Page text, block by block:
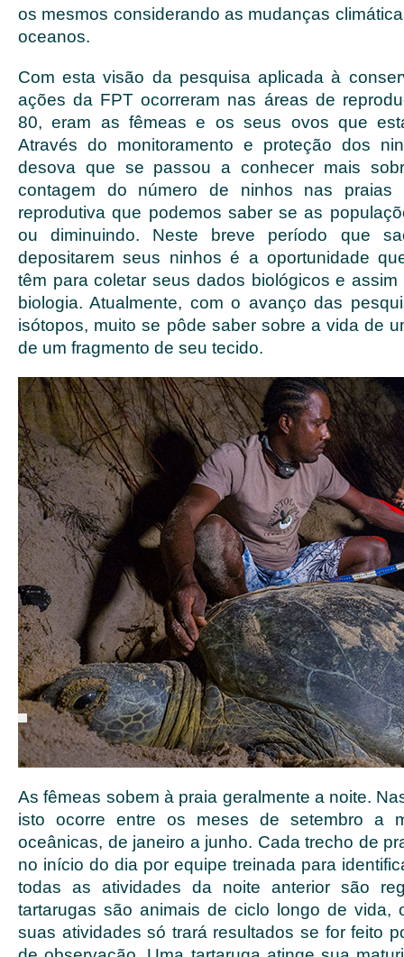
os mesmos considerando as mudanças
oceanos.
Com esta visão da pesquisa aplicada à
ações da FPT ocorreram nas áreas de
80, eram as fêmeas e os seus ovos que
Através do monitoramento e proteção dos
desova que se passou a conhecer mais
contagem do número de ninhos nas praias
reprodutiva que podemos saber se as
ou diminuindo. Neste breve período que
depositarem seus ninhos é a oportunidade
têm para coletar seus dados biológicos e
biologia. Atualmente, com o avanço das
isótopos, muito se pôde saber sobre a vida de
de um fragmento de seu tecido.
As fêmeas sobem à praia geralmente a noite.
isto ocorre entre os meses de setembro a
oceânicas, de janeiro a junho. Cada trecho de
no início do dia por equipe treinada para
todas as atividades da noite anterior são
tartarugas são animais de ciclo longo de vida,
suas atividades só trará resultados se for feito